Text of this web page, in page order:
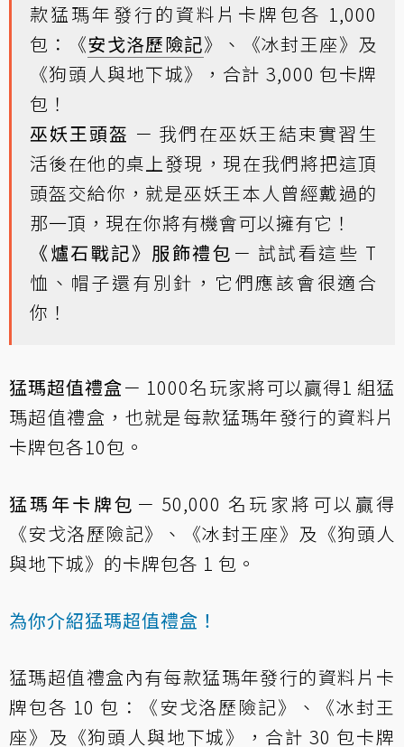
款猛瑪年發行的資料片卡牌包各 1,000
包：《安戈洛歷險記》、《冰封王座》及
《狗頭人與地下城》，合計 3,000 包卡牌
包！
巫妖王頭盔 － 我們在巫妖王結束實習生
活後在他的桌上發現，現在我們將把這頂
頭盔交給你，就是巫妖王本人曾經戴過的
那一頂，現在你將有機會可以擁有它！
《爐石戰記》服飾禮包 － 試試看這些 T
恤、帽子還有別針，它們應該會很適合
你！
猛瑪超值禮盒－ 1000名玩家將可以贏得1 組猛
瑪超值禮盒，也就是每款猛瑪年發行的資料片
卡牌包各10包。
猛瑪年卡牌包 － 50,000 名玩家將可以贏得
《安戈洛歷險記》、《冰封王座》及《狗頭人
與地下城》的卡牌包各 1 包。
為你介紹猛瑪超值禮盒！
猛瑪超值禮盒內有每款猛瑪年發行的資料片卡
牌包各 10 包：《安戈洛歷險記》、《冰封王
座》及《狗頭人與地下城》，合計 30 包卡牌